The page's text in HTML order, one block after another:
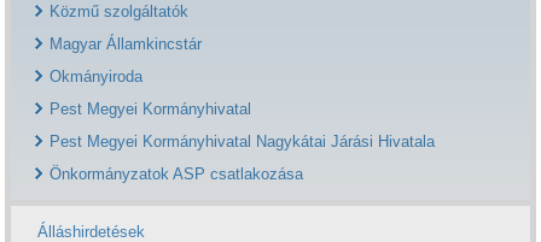
Közmű szolgáltatók
Magyar Államkincstár
Okmányiroda
Pest Megyei Kormányhivatal
Pest Megyei Kormányhivatal Nagykátai Járási Hivatala
Önkormányzatok ASP csatlakozása
Álláshirdetések